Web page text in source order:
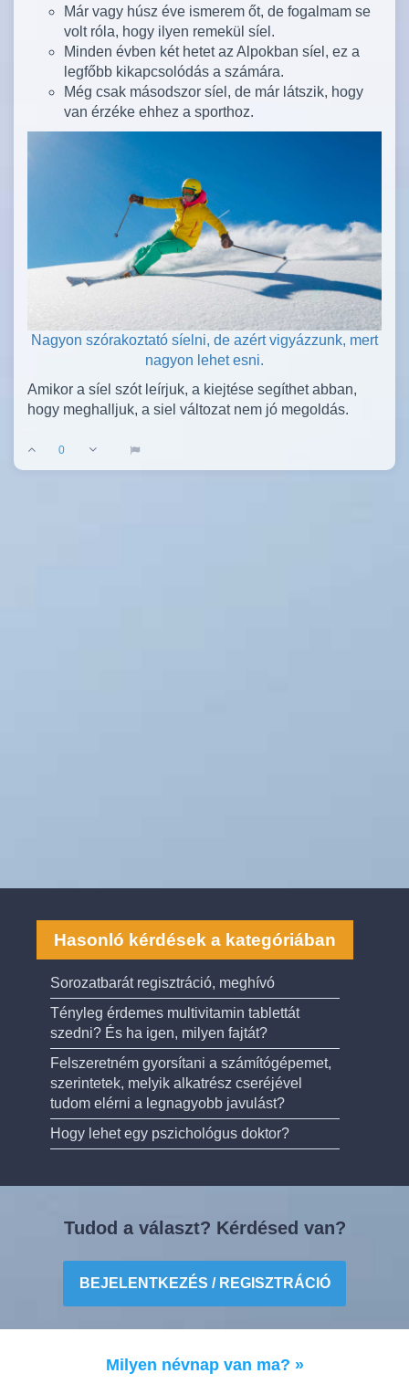
Már vagy húsz éve ismerem őt, de fogalmam se
volt róla, hogy ilyen remekül síel.
Minden évben két hetet az Alpokban síel, ez a
legfőbb kikapcsolódás a számára.
Még csak másodszor síel, de már látszik, hogy
van érzéke ehhez a sporthoz.
Nagyon szórakoztató síelni, de azért vigyázzunk, mert
nagyon lehet esni.
Amikor a síel szót leírjuk, a kiejtése segíthet abban,
hogy meghalljuk, a siel változat nem jó megoldás.
0
Hasonló kérdések a kategóriában
Sorozatbarát regisztráció, meghívó
Tényleg érdemes multivitamin tablettát
szedni? És ha igen, milyen fajtát?
Felszeretném gyorsítani a számítógépemet,
szerintetek, melyik alkatrész cseréjével
tudom elérni a legnagyobb javulást?
Hogy lehet egy pszichológus doktor?
Tudod a választ? Kérdésed van?
BEJELENTKEZÉS / REGISZTRÁCIÓ
Milyen névnap van ma? »